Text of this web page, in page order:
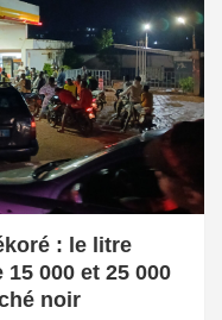
: le litre
000 et 25 000
noir